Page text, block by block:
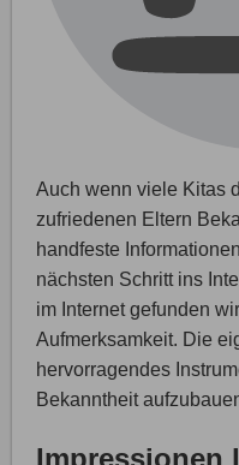
Auch wenn viele Kitas
zufriedenen Eltern
handfeste
nächsten Schritt ins
im Internet gefunden
Aufmerksamkeit. Die
hervorragendes
Bekanntheit
Impressionen